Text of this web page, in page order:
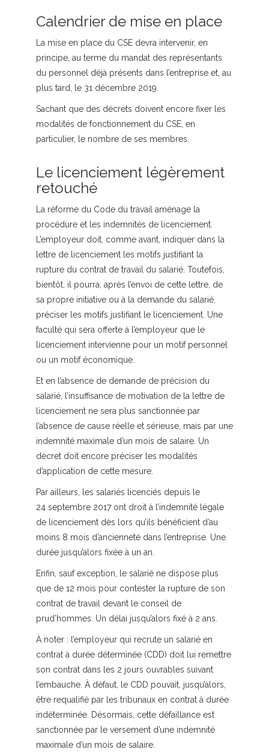
Calendrier de mise en place
La mise en place du CSE devra intervenir, en
principe, au terme du mandat des représentants
du personnel déjà présents dans l’entreprise et, au
plus tard, le 31 décembre 2019.
Sachant que des décrets doivent encore fixer les
modalités de fonctionnement du CSE, en
particulier, le nombre de ses membres.
Le licenciement légèrement
retouché
La réforme du Code du travail aménage la
procédure et les indemnités de licenciement.
L’employeur doit, comme avant, indiquer dans la
lettre de licenciement les motifs justifiant la
rupture du contrat de travail du salarié. Toutefois,
bientôt, il pourra, après l’envoi de cette lettre, de
sa propre initiative ou à la demande du salarié,
préciser les motifs justifiant le licenciement. Une
faculté qui sera offerte à l’employeur que le
licenciement intervienne pour un motif personnel
ou un motif économique.
Et en l’absence de demande de précision du
salarié, l’insuffisance de motivation de la lettre de
licenciement ne sera plus sanctionnée par
l’absence de cause réelle et sérieuse, mais par une
indemnité maximale d’un mois de salaire. Un
décret doit encore préciser les modalités
d’application de cette mesure.
Par ailleurs, les salariés licenciés depuis le
24 septembre 2017 ont droit à l’indemnité légale
de licenciement dès lors qu’ils bénéficient d’au
moins 8 mois d’ancienneté dans l’entreprise. Une
durée jusqu’alors fixée à un an.
Enfin, sauf exception, le salarié ne dispose plus
que de 12 mois pour contester la rupture de son
contrat de travail devant le conseil de
prud’hommes. Un délai jusqu’alors fixé à 2 ans.
À noter : l’employeur qui recrute un salarié en
contrat à durée déterminée (CDD) doit lui remettre
son contrat dans les 2 jours ouvrables suivant
l’embauche. À défaut, le CDD pouvait, jusqu’alors,
être requalifié par les tribunaux en contrat à durée
indéterminée. Désormais, cette défaillance est
sanctionnée par le versement d’une indemnité
maximale d’un mois de salaire.